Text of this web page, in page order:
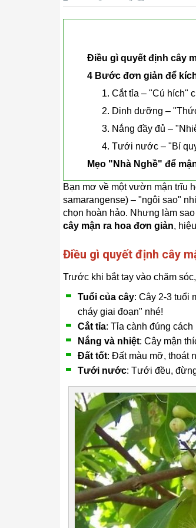
Điều gì quyết định cây
4 Bước đơn giản để
1. Cắt tỉa – "Cú hích"
2. Dinh dưỡng –
3. Nắng đầy đủ –
4. Tưới nước – "Bí
Mẹo "Nhà Nghề" để
Bạn mơ về một vườn mận trĩu
samarangense) – "ngôi sao"
chọn hoàn hảo. Nhưng làm
cây mận ra hoa đơn giản,
Điều gì quyết định cây
Trước khi bắt tay vào chăm
Tuổi của cây: Cây 2-3 tuổi
cháy giai đoạn" nhé!
Cắt tỉa: Tỉa cành đúng
Nắng và nhiệt: Cây mận
Đất tốt: Đất màu mỡ, thoát
Tưới nước: Tưới đều,